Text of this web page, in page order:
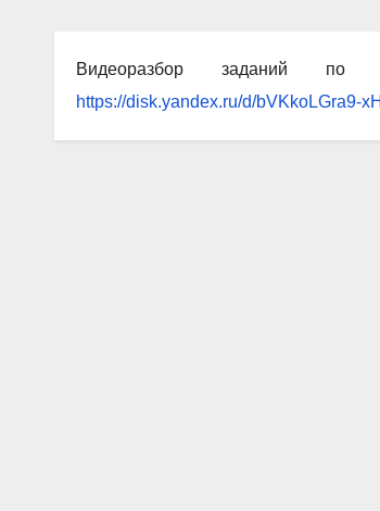
Видеоразбор заданий
https://disk.yandex.ru/d/bVKkoLGra9-